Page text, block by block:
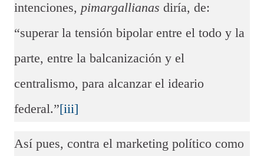
intenciones, pimargallianas diría, de:
“superar la tensión bipolar entre el todo y la
parte, entre la balcanización y el
centralismo, para alcanzar el ideario
federal.”[iii]
Así pues, contra el marketing político como